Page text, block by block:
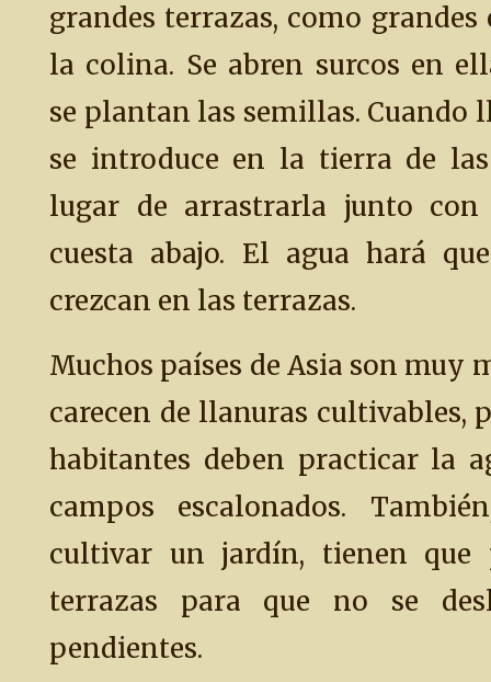
grandes terrazas, como grandes
la colina. Se abren surcos en
se plantan las semillas. Cuando
se introduce en la tierra de
lugar de arrastrarla junto con
cuesta abajo. El agua hará
crezcan en las terrazas.
Muchos países de Asia son muy
carecen de llanuras cultivables,
habitantes deben practicar la
campos escalonados.
cultivar un jardín, tienen que
terrazas para que no se
pendientes.